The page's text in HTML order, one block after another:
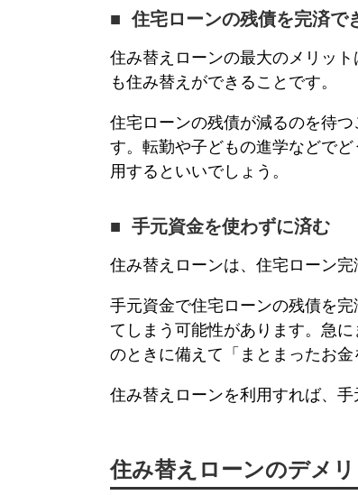
住宅ローンの残債を完済で
住み替えローンの最大のメリッ
も住み替えができることです。
住宅ローンの残債が減るのを待
す。転勤や子どもの進学などでど
用するといいでしょう。
手元資金を使わずに済む
住み替えローンは、住宅ローン完
手元資金で住宅ローンの残債を
てしまう可能性があります。急
のときに備えて「まとまったお
住み替えローンを利用すれば、
住み替えローンのデメリ